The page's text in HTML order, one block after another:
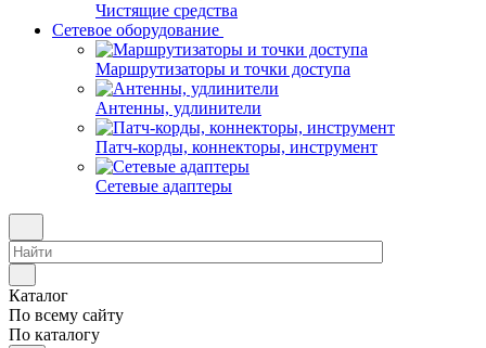
Чистящие средства
Сетевое оборудование
Маршрутизаторы и точки доступа
Антенны, удлинители
Патч-корды, коннекторы, инструмент
Сетевые адаптеры
Каталог
По всему сайту
По каталогу